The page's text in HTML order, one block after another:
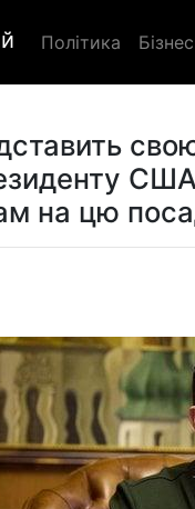
Політика Бізнес
на цю